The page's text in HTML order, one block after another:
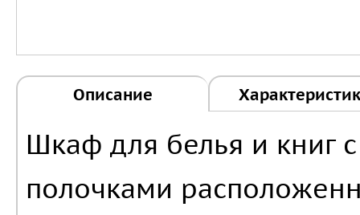
Описание
Шкаф для белья и книг
полочками